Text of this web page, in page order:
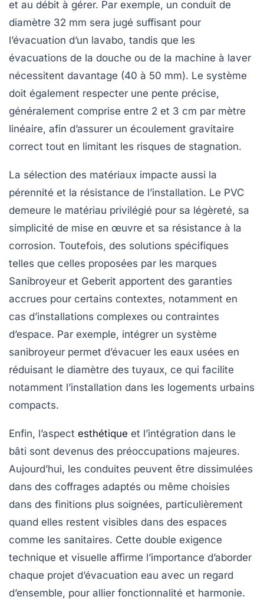
et au débit à gérer. Par exemple, un conduit de
diamètre 32 mm sera jugé suffisant pour
l’évacuation d’un lavabo, tandis que les
évacuations de la douche ou de la machine à laver
nécessitent davantage (40 à 50 mm). Le système
doit également respecter une pente précise,
généralement comprise entre 2 et 3 cm par mètre
linéaire, afin d’assurer un écoulement gravitaire
correct tout en limitant les risques de stagnation.
La sélection des matériaux impacte aussi la
pérennité et la résistance de l’installation. Le PVC
demeure le matériau privilégié pour sa légèreté, sa
simplicité de mise en œuvre et sa résistance à la
corrosion. Toutefois, des solutions spécifiques
telles que celles proposées par les marques
Sanibroyeur et Geberit apportent des garanties
accrues pour certains contextes, notamment en
cas d’installations complexes ou contraintes
d’espace. Par exemple, intégrer un système
sanibroyeur permet d’évacuer les eaux usées en
réduisant le diamètre des tuyaux, ce qui facilite
notamment l’installation dans les logements urbains
compacts.
Enfin, l’aspect esthétique et l’intégration dans le
bâti sont devenus des préoccupations majeures.
Aujourd’hui, les conduites peuvent être dissimulées
dans des coffrages adaptés ou même choisies
dans des finitions plus soignées, particulièrement
quand elles restent visibles dans des espaces
comme les sanitaires. Cette double exigence
technique et visuelle affirme l’importance d’aborder
chaque projet d’évacuation eau avec un regard
d’ensemble, pour allier fonctionnalité et harmonie.